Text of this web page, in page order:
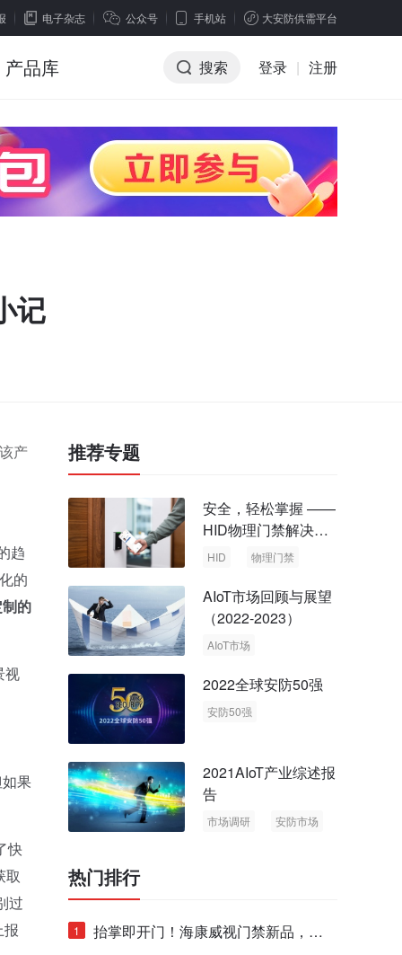
电子杂志 公众号 手机站 大安防供需平台
产品库 搜索 登录 | 注册
记
产
趋
的
的
视
果
快
取
过
推荐专题
安全，轻松掌握 ——
HID物理门禁解决方
案，启动智慧安全新
HID 物理门禁
AIoT市场回顾与展望
（2022-2023）
AIoT市场
2022全球安防50强
安防50强
2021AIoT产业综述报
告
市场调研
安防市场
热门排行
1
抬掌即开门！海康威视门禁新品，不